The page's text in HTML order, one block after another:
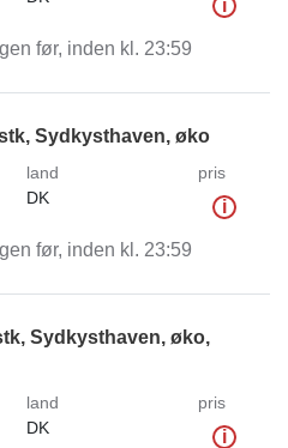
i
før, inden kl. 23:59
Sydkysthaven, øko
land
DK
pris
i
før, inden kl. 23:59
Sydkysthaven, øko,
land
DK
pris
i